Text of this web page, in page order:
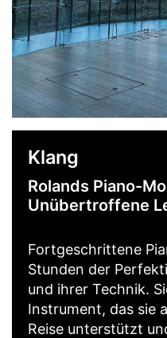
Klang
Rolands Piano-
Unübertroffene
Fortgeschrittene
Stunden der
und ihrer Technik.
Instrument, das sie
Reise unterstützt